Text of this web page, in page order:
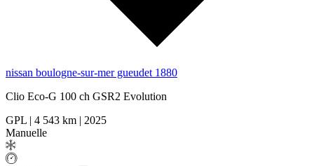
nissan boulogne-sur-mer gueudet 1880
Clio Eco-G 100 ch GSR2 Evolution
GPL | 4 543 km | 2025
Manuelle